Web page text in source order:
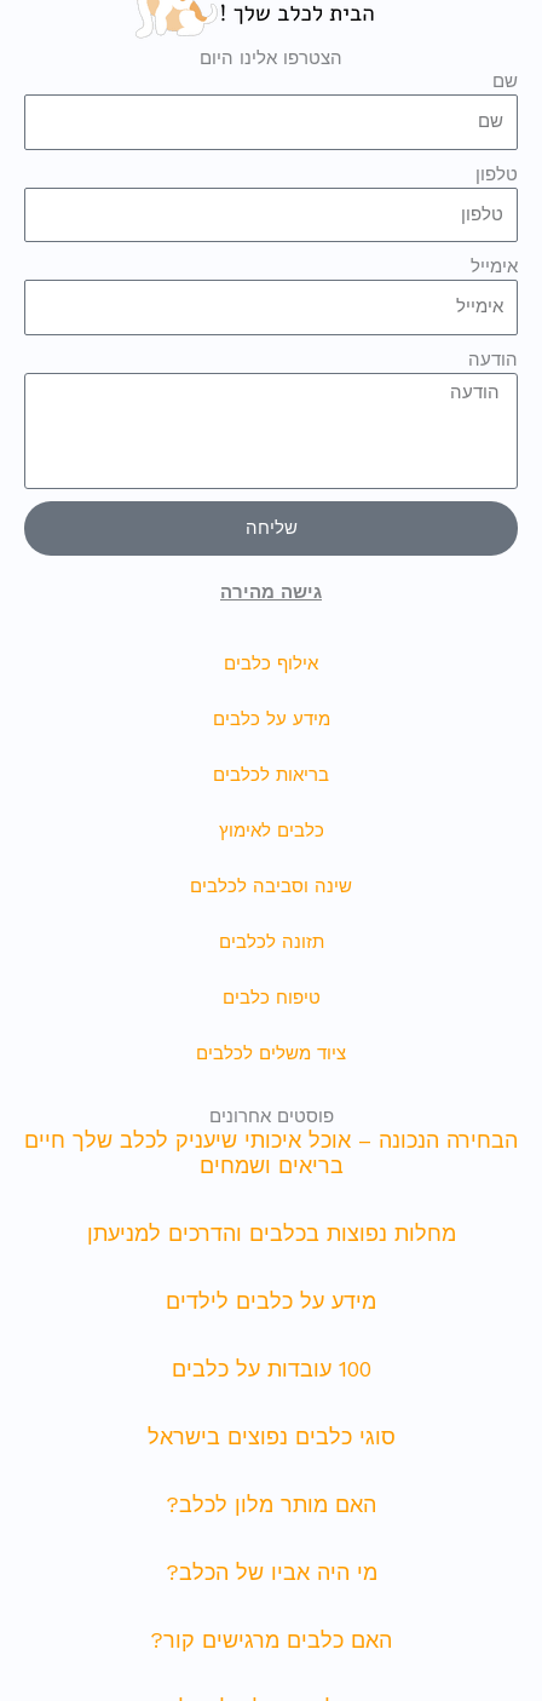
הצטרפו אלינו היום
שם
טלפון
אימייל
הודעה
שליחה
גישה מהירה
אילוף כלבים
מידע על כלבים
בריאות לכלבים
כלבים לאימוץ
שינה וסביבה לכלבים
תזונה לכלבים
טיפוח כלבים
ציוד משלים לכלבים
פוסטים אחרונים
הבחירה הנכונה – אוכל איכותי שיעניק לכלב שלך חיים
בריאים ושמחים
מחלות נפוצות בכלבים והדרכים למניעתן
מידע על כלבים לילדים
100 עובדות על כלבים
סוגי כלבים נפוצים בישראל
האם מותר מלון לכלב?
מי היה אביו של הכלב?
האם כלבים מרגישים קור?